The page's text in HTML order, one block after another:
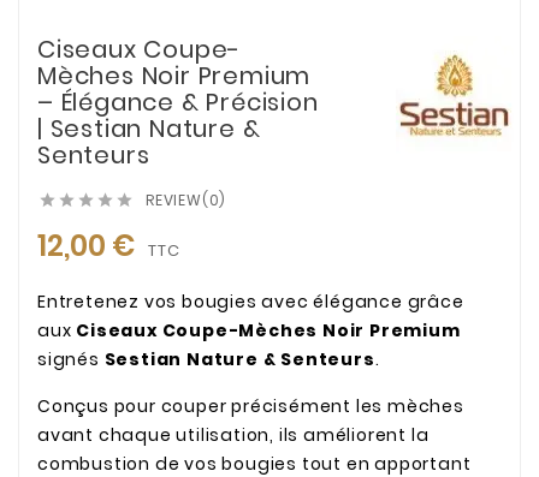
Ciseaux Coupe-
Mèches Noir Premium
– Élégance & Précision
| Sestian Nature &
Senteurs
     REVIEW(0)
12,00 € TTC
Entretenez vos bougies avec élégance grâce
aux Ciseaux Coupe-Mèches Noir Premium
signés Sestian Nature & Senteurs.
Conçus pour couper précisément les mèches
avant chaque utilisation, ils améliorent la
combustion de vos bougies tout en apportant